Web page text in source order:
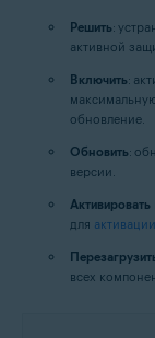
Решить:
активной
Включить:
обновление.
Обновить:
версии.
Активировать
для активации
всех